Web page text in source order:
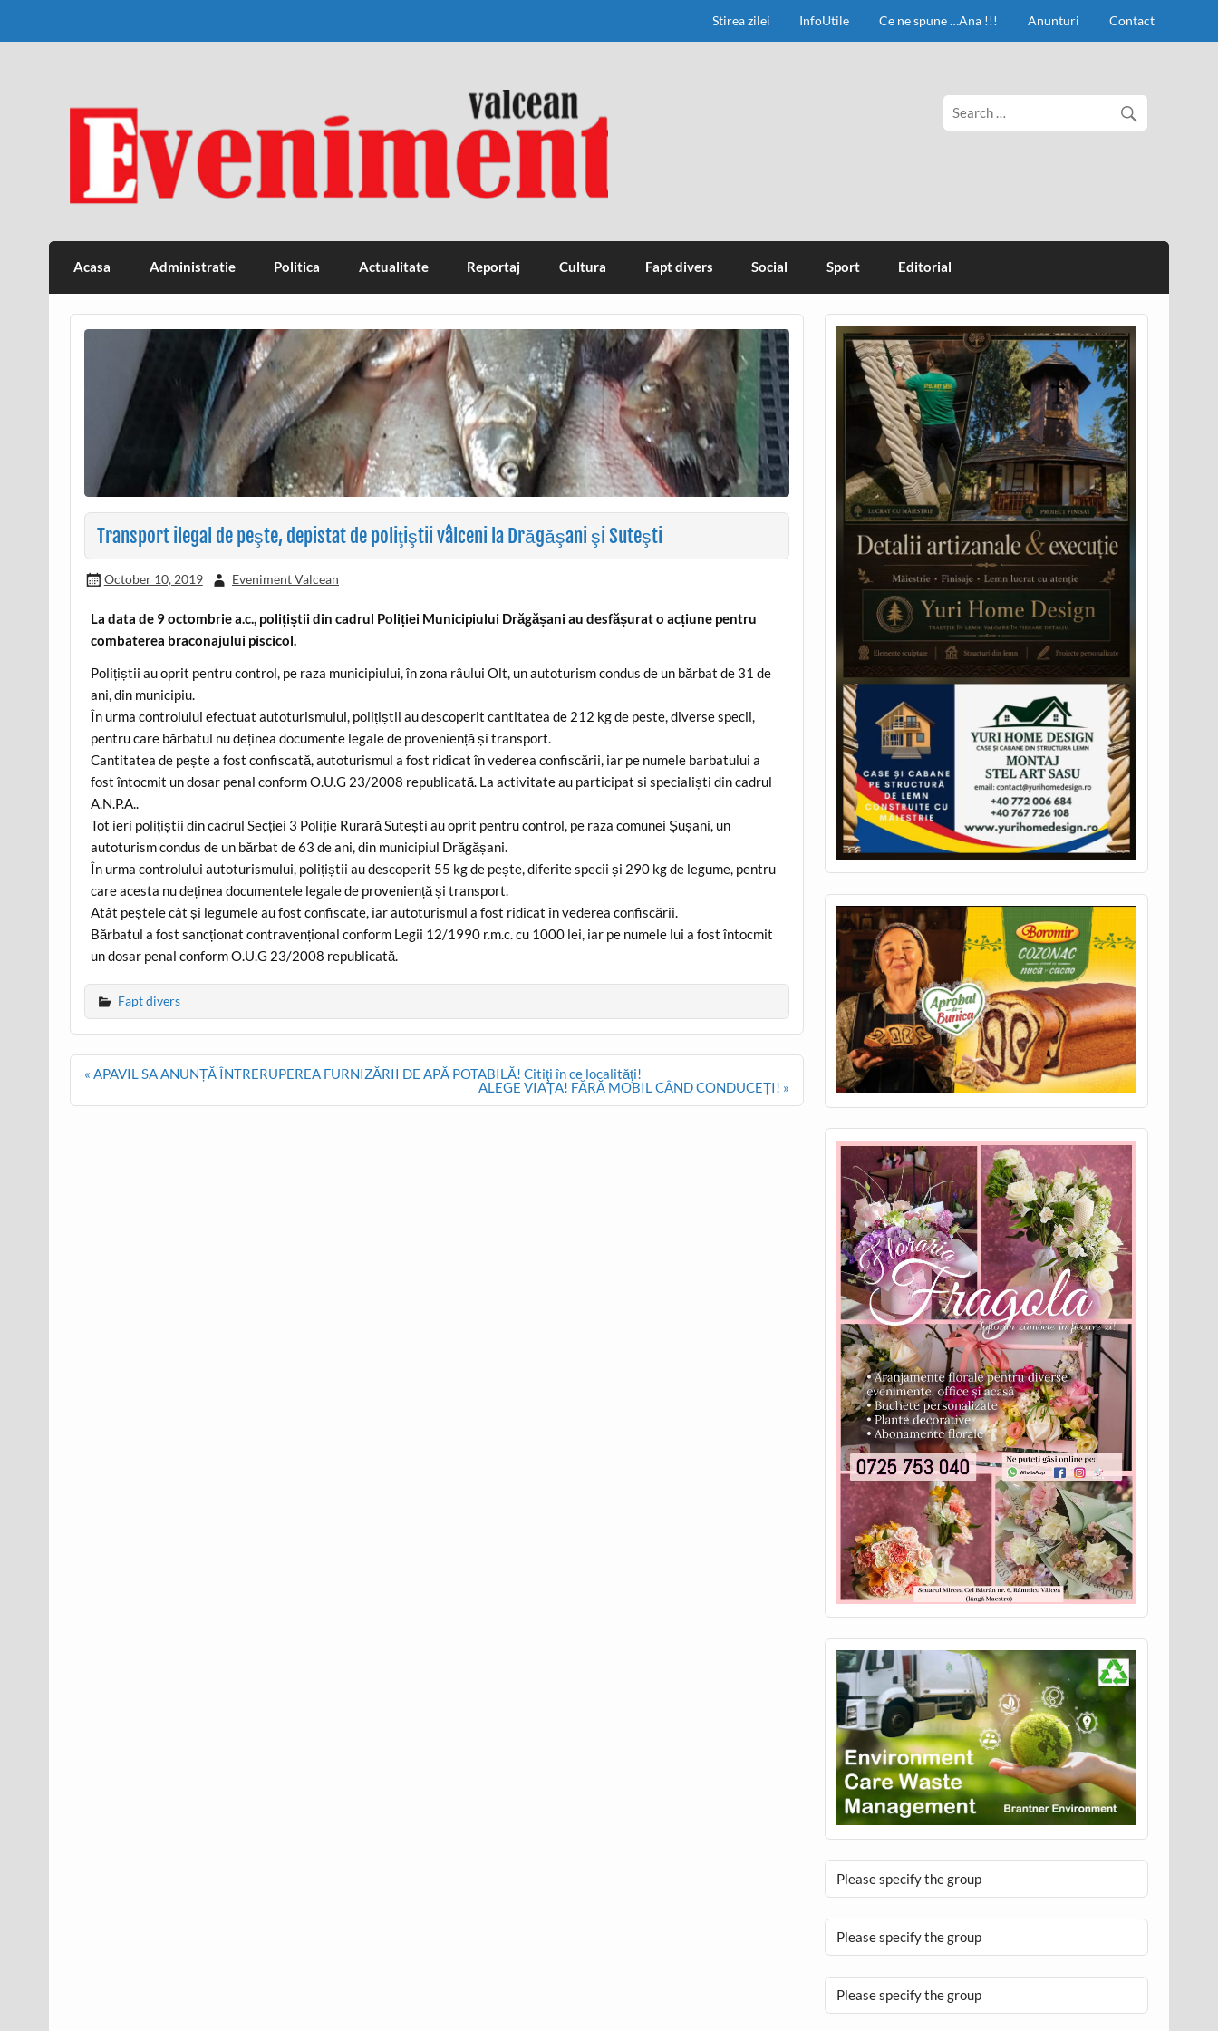
Stirea zilei InfoUtile Ce ne spune …Ana !!! Anunturi Contact
Eveniment Valcean
Acasa Administratie Politica Actualitate Reportaj Cultura Fapt divers Social Sport Editorial
Transport ilegal de peşte, depistat de poliţiştii vâlceni la Drăgăşani şi Suteşti
October 10, 2019 Eveniment Valcean
La data de 9 octombrie a.c., polițiștii din cadrul Poliției Municipiului Drăgășani au desfășurat o acțiune pentru
combaterea braconajului piscicol.
Polițiștii au oprit pentru control, pe raza municipiului, în zona râului Olt, un autoturism condus de un bărbat de 31 de
ani, din municipiu.
În urma controlului efectuat autoturismului, polițiștii au descoperit cantitatea de 212 kg de peste, diverse specii,
pentru care bărbatul nu deținea documente legale de proveniență și transport.
Cantitatea de pește a fost confiscată, autoturismul a fost ridicat în vederea confiscării, iar pe numele barbatului a
fost întocmit un dosar penal conform O.U.G 23/2008 republicată. La activitate au participat si specialiști din cadrul
A.N.P.A..
Tot ieri polițiștii din cadrul Secției 3 Poliție Rurară Sutești au oprit pentru control, pe raza comunei Șușani, un
autoturism condus de un bărbat de 63 de ani, din municipiul Drăgășani.
În urma controlului autoturismului, polițiștii au descoperit 55 kg de pește, diferite specii și 290 kg de legume, pentru
care acesta nu deținea documentele legale de proveniență și transport.
Atât peștele cât și legumele au fost confiscate, iar autoturismul a fost ridicat în vederea confiscării.
Bărbatul a fost sancționat contravențional conform Legii 12/1990 r.m.c. cu 1000 lei, iar pe numele lui a fost întocmit
un dosar penal conform O.U.G 23/2008 republicată.
Fapt divers
Post
« APAVIL SA ANUNȚĂ ÎNTRERUPEREA FURNIZĂRII DE APĂ POTABILĂ! Citiţi în ce localităţi!
ALEGE VIAȚA! FĂRĂ MOBIL CÂND CONDUCEȚI! »
Please specify the group
Please specify the group
Please specify the group